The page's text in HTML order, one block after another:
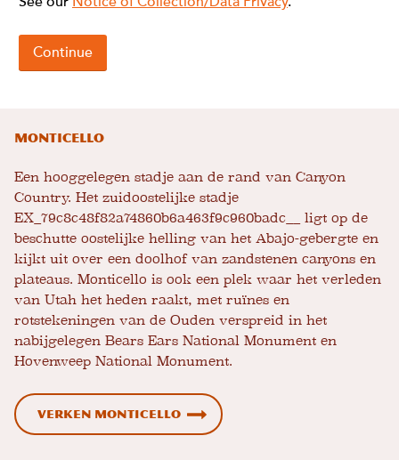
Monticello
Een hooggelegen stadje aan de rand van Canyon
Country. Het zuidoostelijke stadje
EX_79c8c48f82a74860b6a463f9c960badc__ ligt op de
beschutte oostelijke helling van het Abajo-gebergte en
kijkt uit over een doolhof van zandstenen canyons en
plateaus. Monticello is ook een plek waar het verleden
van Utah het heden raakt, met ruïnes en
rotstekeningen van de Ouden verspreid in het
nabijgelegen Bears Ears National Monument en
Hovenweep National Monument.
Verken Monticello